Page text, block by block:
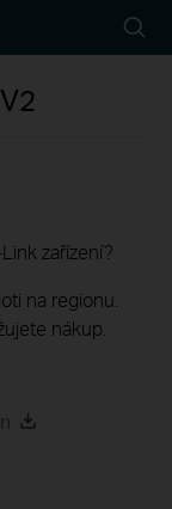
icon
V2
zařízení?
na regionu.
nákup.